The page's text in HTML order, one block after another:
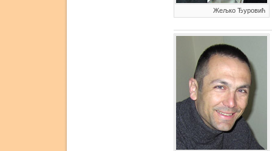
Жељко Ђуровић